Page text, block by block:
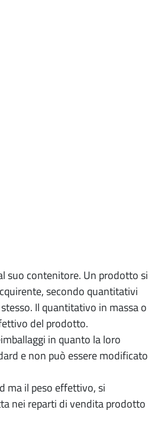
suo contenitore. Un prodotto si
secondo quantitativi
Il quantitativo in massa o
del prodotto.
in quanto la loro
e non può essere modificato
ma il peso effettivo, si
nei reparti di vendita prodotto